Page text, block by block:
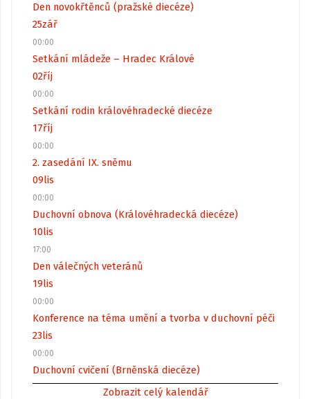
Den novokřtěnců (pražské diecéze)
25zář
00:00
Setkání mládeže – Hradec Králové
02říj
00:00
Setkání rodin královéhradecké diecéze
17říj
00:00
2. zasedání IX. sněmu
09lis
00:00
Duchovní obnova (Královéhradecká diecéze)
10lis
17:00
Den válečných veteránů
19lis
00:00
Konference na téma umění a tvorba v duchovní péči
23lis
00:00
Duchovní cvičení (Brněnská diecéze)
Zobrazit celý kalendář